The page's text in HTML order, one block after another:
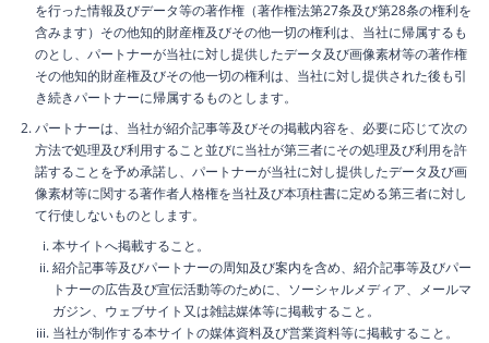
を行った情報及びデータ等の著作権（著作権法第27条及び第28条の権利を
含みます）その他知的財産権及びその他一切の権利は、当社に帰属するも
のとし、パートナーが当社に対し提供したデータ及び画像素材等の著作権
その他知的財産権及びその他一切の権利は、当社に対し提供された後も引
き続きパートナーに帰属するものとします。
パートナーは、当社が紹介記事等及びその掲載内容を、必要に応じて次の
方法で処理及び利用すること並びに当社が第三者にその処理及び利用を許
諾することを予め承諾し、パートナーが当社に対し提供したデータ及び画
像素材等に関する著作者人格権を当社及び本項柱書に定める第三者に対し
て行使しないものとします。
本サイトへ掲載すること。
紹介記事等及びパートナーの周知及び案内を含め、紹介記事等及びパー
トナーの広告及び宣伝活動等のために、ソーシャルメディア、メールマ
ガジン、ウェブサイト又は雑誌媒体等に掲載すること。
当社が制作する本サイトの媒体資料及び営業資料等に掲載すること。